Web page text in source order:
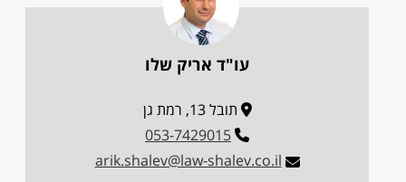
עו"ד אריק שלו
תובל 13, רמת גן
053-7429015
arik.shalev@law-shalev.co.il